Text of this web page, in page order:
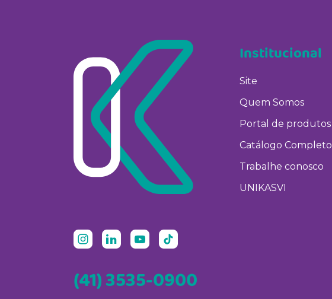
(41) 3535-0900
Institucional
Site
Quem Somos
Portal de produtos
Catálogo Completo
Trabalhe conosco
UNIKASVI